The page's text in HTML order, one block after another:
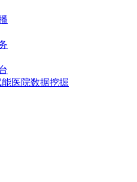
医院数据挖掘